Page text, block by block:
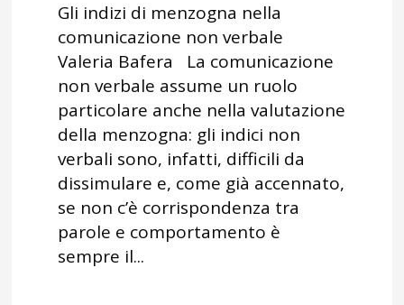
Gli indizi di menzogna nella
comunicazione non verbale
Valeria Bafera La comunicazione
non verbale assume un ruolo
particolare anche nella valutazione
della menzogna: gli indici non
verbali sono, infatti, difficili da
dissimulare e, come già accennato,
se non c’è corrispondenza tra
parole e comportamento è
sempre il...